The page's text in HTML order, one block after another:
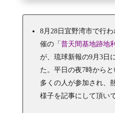
8月28日宜野湾市で行
催の「 普天間基地跡地
が、琉球新報の9月3日
た。平日の夜7時から
多くの人が参加され、
様子を記事にして頂い